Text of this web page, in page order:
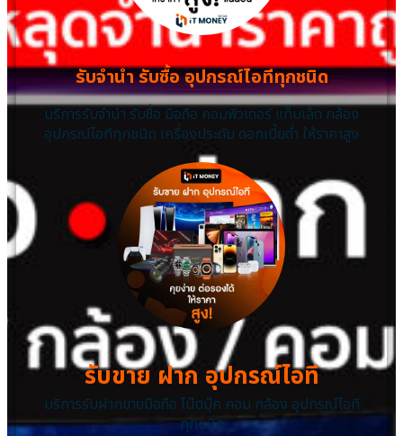
รับจำนำ รับซื้อ อุปกรณ์ไอทีทุกชนิด
บริการรับจำนำ รับซื้อ มือถือ คอมพิวเตอร์ แท็บเล็ต กล้อง
อุปกรณ์ไอทีทุกชนิด เครื่องประดับ ดอกเบี้ยต่ำ ให้ราคาสูง
รับขาย ฝาก อุปกรณ์ไอที
บริการรับฝากขายมือถือ โน๊ตบุ๊ค คอม กล้อง อุปกรณ์ไอที
ทุกชนิด